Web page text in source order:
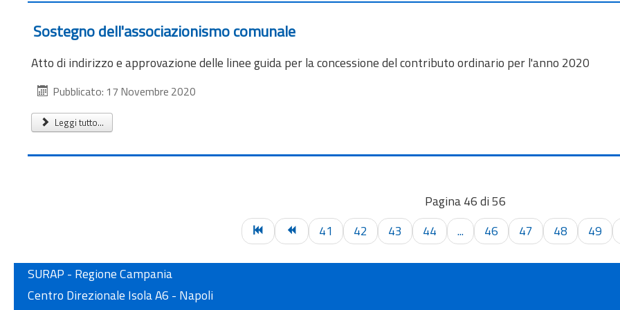
Sostegno dell'associazionismo comunale
Atto di indirizzo e approvazione delle linee guida per la concessione del contributo ordinario per l'anno 2020
Pubblicato: 17 Novembre 2020
Leggi tutto...
Pagina 46 di 56
41
42 43 44 ... 46 47 48 49
SURAP - Regione Campania
Centro Direzionale Isola A6 - Napoli